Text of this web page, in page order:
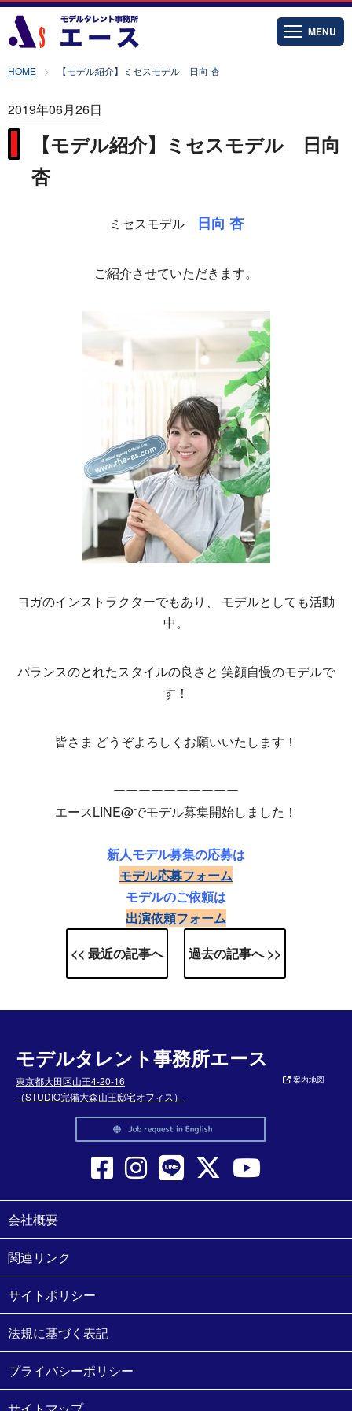
MENU
HOME 【モデル紹介】ミセスモデル 日向 杏
2019年06月26日
【モデル紹介】ミセスモデル 日向
杏
ミセスモデル 日向 杏
ご紹介させていただきます。
ヨガのインストラクターでもあり、 モデルとしても活動
中。
バランスのとれたスタイルの良さと 笑顔自慢のモデルで
す！
皆さま どうぞよろしくお願いいたします！
ーーーーーーーーーー
エースLINE@でモデル募集開始しました！
新人モデル募集の応募は
モデル応募フォーム
モデルのご依頼は
出演依頼フォーム
<< 最近の記事へ
過去の記事へ >>
モデルタレント事務所エース
東京都大田区山王4-20-16
（STUDIO完備大森山王邸宅オフィス）
案内地図
会社概要
関連リンク
サイトポリシー
法規に基づく表記
プライバシーポリシー